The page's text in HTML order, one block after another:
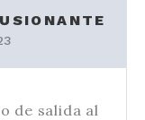
de salida al